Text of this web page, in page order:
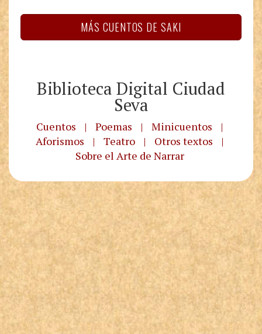
MÁS CUENTOS DE SAKI
Biblioteca Digital Ciudad
Seva
Cuentos | Poemas | Minicuentos
|
Aforismos
| Teatro | Otros textos
|
Sobre el Arte de Narrar